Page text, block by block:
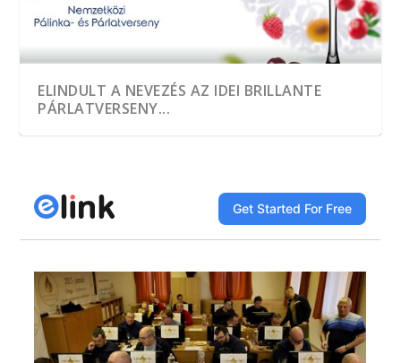
ELINDULT A NEVEZÉS AZ IDEI BRILLANTE
PÁRLATVERSENY...